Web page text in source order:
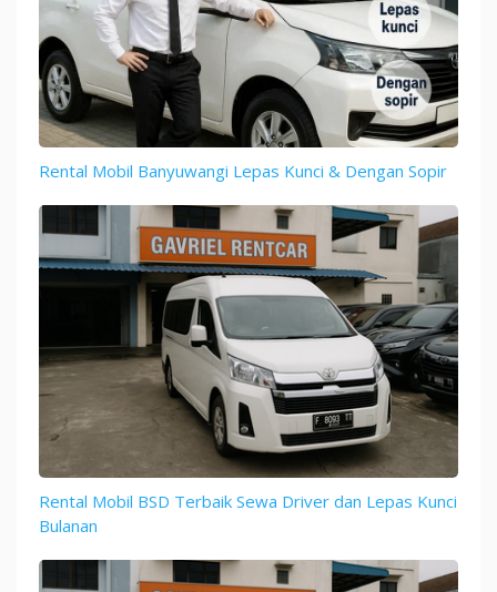
Rental Mobil Banyuwangi Lepas Kunci & Dengan Sopir
Rental Mobil BSD Terbaik Sewa Driver dan Lepas Kunci
Bulanan